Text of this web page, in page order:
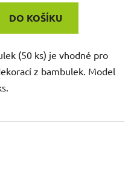
DO KOŠÍKU
(50 ks) je vhodné pro
z bambulek. Model